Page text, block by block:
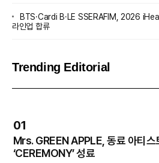
BTS·Cardi B·LE SSERAFIM, 2026
라인업 합류
Trending Editorial
01
Mrs. GREEN APPLE, 동료 아티스
‘CEREMONY’ 성료